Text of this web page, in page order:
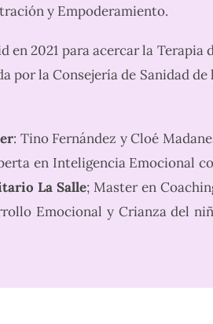
y Empoderamiento.
2021 para acercar la Terapia
por la Consejería de Sanidad de
: Tino Fernández y Cloé
en Inteligencia Emocional
La Salle; Master en
Emocional y Crianza del